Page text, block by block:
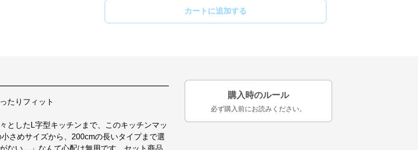
カートに追加する
たりフィット
としたL字型キッチンまで、このキッチンマッ
さめサイズから、200cmの長いタイプまで選
ない…」なんて心配は無用です。セット商品
購入時のルール
必ず購入前にお読みください。